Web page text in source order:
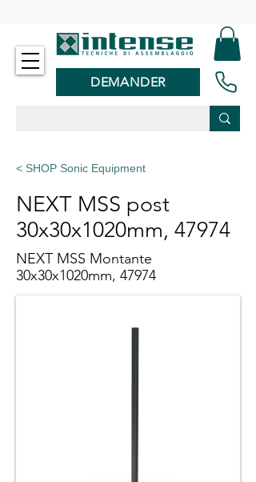
DEMANDER
< SHOP Sonic Equipment
NEXT MSS post
30x30x1020mm, 47974
NEXT MSS Montante
30x30x1020mm, 47974